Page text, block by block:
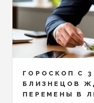
ГОРОСКОП С
БЛИЗНЕЦОВ
ПЕРЕМЕНЫ В